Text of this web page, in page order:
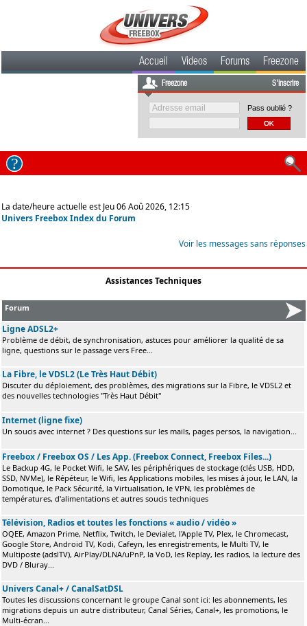
Accueil Videos Forums Freezone
Freezone S'inscrire
Pass oublié ?
La date/heure actuelle est Jeu 06 Aoû 2026, 12:15
Univers Freebox Index du Forum
Voir les messages sans réponses
Assistances Techniques
Forum
Ligne ADSL2+
Problème de débit, de synchronisation, astuces pour améliorer la qualité de sa
ligne, questions sur le passage vers Free...
La Fibre, le VDSL2 (Le Très Haut Débit)
Discuter du déploiement, des problèmes, des migrations sur la Fibre, le VDSL2 et
des nouvelles technologies "Très Haut Débit"
Internet (ligne fixe)
Un soucis avec internet ? Des questions sur les mails, pages persos, la navigation...
Freebox / Freebox OS / Les App. (Freebox Connect, Freebox Files...)
Le Backup 4G, le Pocket Wifi, le SAV, les périphériques de stockage (clés USB, HDD,
SSD, NVMe), le Répéteur, le Wifi, les Applications mobiles, les mises à jour, le LAN, la
Domotique, le Pack Sécurité, la Virtualisation, le VPN, les problèmes de
températures, d'alimentations et autres soucis techniques
Télévision, Radios et toutes les fonctions « audio / vidéo »
OQEE, Amazon Prime, Netflix, Twitch, le Devialet, l'Apple TV, Plex, le Chromecast,
Google Store, Android TV, Kodi, Cafeyn, les enregistrements, le Multi TV, le
Multiposte (adslTV), AirPlay/DLNA/uPnP, la VoD, les Replay, les radios, la lecture des
DVD / Bluray...
Univers Canal+ / CanalSatDSL
Toutes les discussions concernant le groupe Canal sont ici: les abonnements, les
migrations depuis un autre distributeur, Canal Séries, Canal+, les promotions, le
Multi-écran...